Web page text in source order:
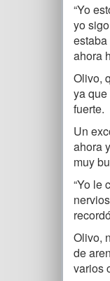
“Yo
yo
ahora
Olivo,
ya
fuerte.
Un
ahora
muy
“Yo le
Olivo,
de
varios